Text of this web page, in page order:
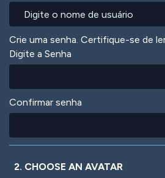
Crie uma senha. Certifique-se de
Digite a Senha
Confirmar senha
2. CHOOSE AN AVATAR